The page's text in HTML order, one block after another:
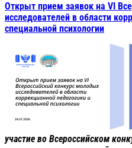
Открыт прием заявок на VI
исследователей в области
специальной психологии
участие во Всероссийском